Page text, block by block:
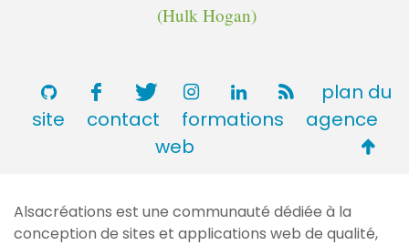
(Hulk Hogan)
plan du
site
contact formations
agence
web
de
Alsacréations est une communauté dédiée à la
conception de sites et applications web de qualité,